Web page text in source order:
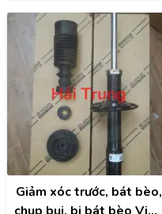
Giảm xóc trước, bát bèo,